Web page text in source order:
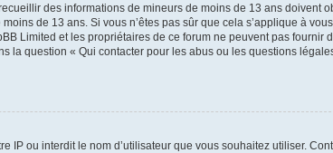
des informations de mineurs de moins de 13 ans doivent
de 13 ans. Si vous n’êtes pas sûr que cela s’applique à
Limited et les propriétaires de ce forum ne peuvent pas fournir
la question « Qui contacter pour les abus ou les questions
IP ou interdit le nom d’utilisateur que vous souhaitez utiliser.